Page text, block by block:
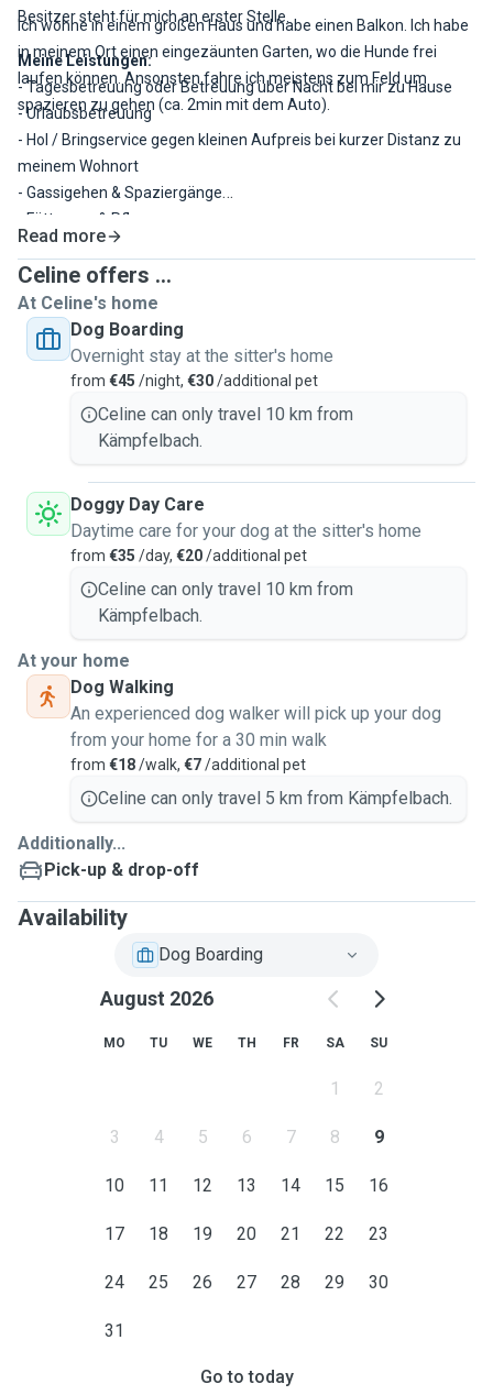
Ich wohne in einem großen Haus und habe einen Balkon. Ich habe
in meinem Ort einen eingezäunten Garten, wo die Hunde frei
laufen können. Ansonsten fahre ich meistens zum Feld um
spazieren zu gehen (ca. 2min mit dem Auto).
Besitzer steht für mich an erster Stelle.
Meine Leistungen:
- Tagesbetreuung oder Betreuung über Nacht bei mir zu Hause
- Urlaubsbetreuung
- Hol / Bringservice gegen kleinen Aufpreis bei kurzer Distanz zu
meinem Wohnort
- Gassigehen & Spaziergänge
- Fütterung & Pflege
- Spielen, Kuscheln & Beschäftigung
- Medikamentengabe (falls notwendig)
-Tägliche Updates/Bilder auf Wunsch
Read more
Celine offers ...
At Celine's home
Dog Boarding
Overnight stay at the sitter's home
from €45 /night, €30/additional pet
Celine can only travel 10 km from
Kämpfelbach.
Doggy Day Care
Daytime care for your dog at the sitter's home
from €35 /day, €20/additional pet
Celine can only travel 10 km from
Kämpfelbach.
At your home
Dog Walking
An experienced dog walker will pick up your dog
from your home for a 30 min walk
from €18/walk, €7/additional pet
Celine can only travel 5 km from Kämpfelbach.
Additionally...
Pick-up & drop-off
Availability
Dog Boarding
August 2026
MO TU WE TH FR SA SU
1 2
3 4 5 6 7 8 9
10 11 12 13 14 15 16
17 18 19 20 21 22 23
24 25 26 27 28 29 30
31
Go to today